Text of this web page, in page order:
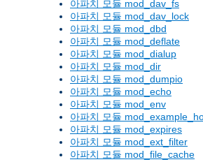
아파치 모듈 mod_dav_fs
아파치 모듈 mod_dav_lock
아파치 모듈 mod_dbd
아파치 모듈 mod_deflate
아파치 모듈 mod_dialup
아파치 모듈 mod_dir
아파치 모듈 mod_dumpio
아파치 모듈 mod_echo
아파치 모듈 mod_env
아파치 모듈
아파치 모듈 mod_expires
아파치 모듈 mod_ext_filter
아파치 모듈 mod_file_cache